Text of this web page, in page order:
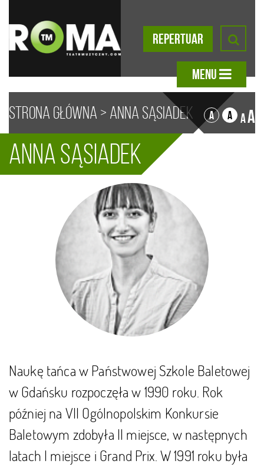
REPERTUAR
MENU
Strona główna > Anna Sąsiadek A A AA
Anna Sąsiadek
Naukę tańca w Państwowej Szkole Baletowej
w Gdańsku rozpoczęła w 1990 roku. Rok
później na VII Ogólnopolskim Konkursie
Baletowym zdobyła II miejsce, w następnych
latach I miejsce i Grand Prix. W 1991 roku była